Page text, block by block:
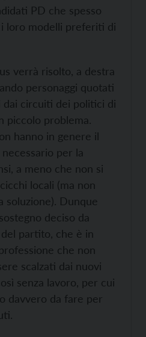
PD che spesso
loro modelli preferiti di
verrà risolto, a destra
personaggi quotati
circuiti dei politici di
piccolo problema.
hanno in genere il
per la
a meno che non si
locali (ma non
soluzione). Dunque
deciso da
partito, che è in
che non
scalzati dai nuovi
senza lavoro, per cui
davvero da fare per